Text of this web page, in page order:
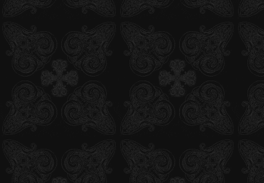
2012.02.22
関連グッズ追加更新！
2012.02.14
BD＆DVD第10巻ジャケットイラスト公開
2012.02.10
モバイルサイトでカルタ探し大会開催 ！
「青の祓魔師」舞台化決定！
2012.02.01
青エクカルタ45句発表！